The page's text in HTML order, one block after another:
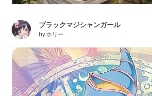
ブラックマジシャンガール
byホリー